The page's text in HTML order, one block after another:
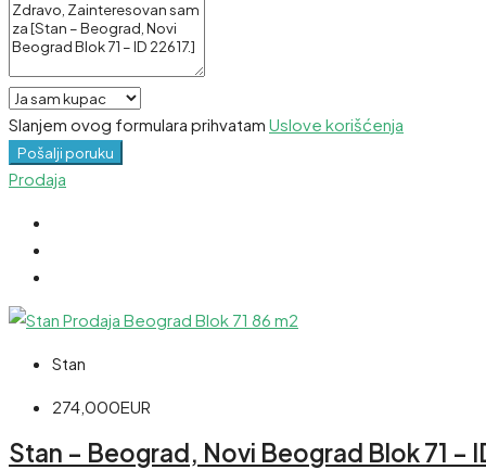
Slanjem ovog formulara prihvatam Uslove korišćenja
Pošalji poruku
Prodaja
Stan
274,000EUR
Stan – Beograd, Novi Beograd Blok 71 –